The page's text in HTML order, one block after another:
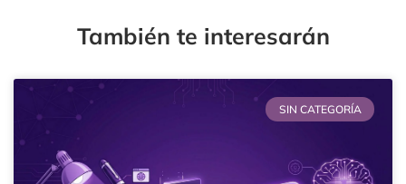
También te interesarán
SIN CATEGORÍA